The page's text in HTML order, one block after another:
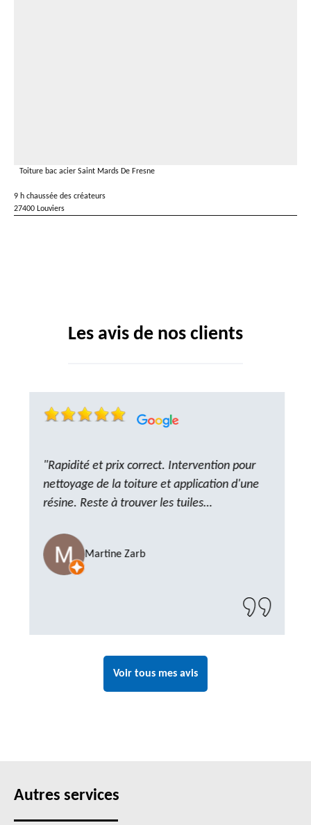
Toiture bac acier Saint Mards De Fresne
9 h chaussée des créateurs
27400 Louviers
Les avis de nos clients
"Rapidité et prix correct. Intervention pour
nettoyage de la toiture et application d'une
résine. Reste à trouver les tuiles
compter sur M. GOT. Très content de la
prestation, a recommander sans problème"
Martine Zarb
Voir tous mes avis
Autres services